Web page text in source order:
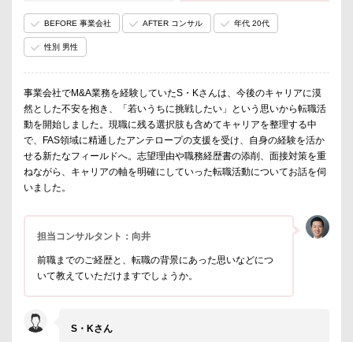
BEFORE 事業会社 AFTER コンサル 年代 20代
性別 男性
事業会社でM&A業務を経験していたS・Kさんは、今後のキャリアに漠
然とした不安を抱き、「若いうちに挑戦したい」という思いから転職活
動を開始しました。現職に残る選択肢も含めてキャリアを整理する中
で、FAS領域に精通したアンテロープの支援を受け、自身の経験を活か
せる新たなフィールドへ。志望理由や職務経歴書の添削、面接対策を重
ねながら、キャリアの軸を明確にしていった転職活動についてお話を伺
いました。
担当コンサルタント：向井
前職までのご経歴と、転職の背景にあった思いなどにつ
いて教えていただけますでしょうか。
S・Kさん